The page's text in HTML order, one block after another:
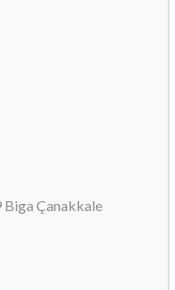
Biga Çanakkale